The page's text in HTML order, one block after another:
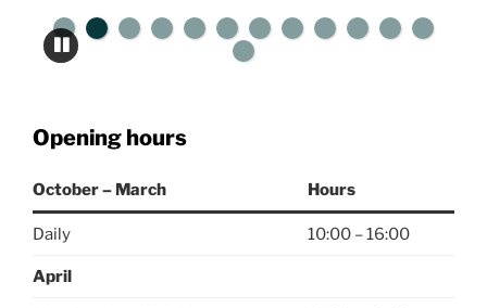
Opening hours
October – March Hours
Daily 10:00 – 16:00
April